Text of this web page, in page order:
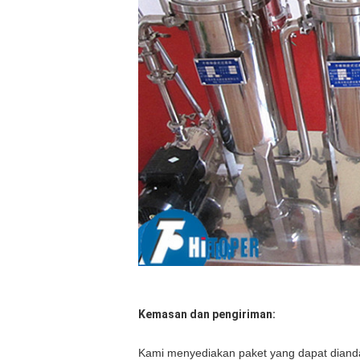
Kemasan dan pengiriman:
Kami menyediakan paket yang dapat